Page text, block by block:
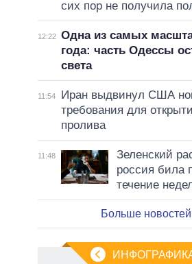
сих пор не получила
12:22 Одна из самых
года: часть Одессы
света
11:54
Иран выдвинул США
требования для
пролива
11:48
Зеленский
россия била
течение
Больше новостей